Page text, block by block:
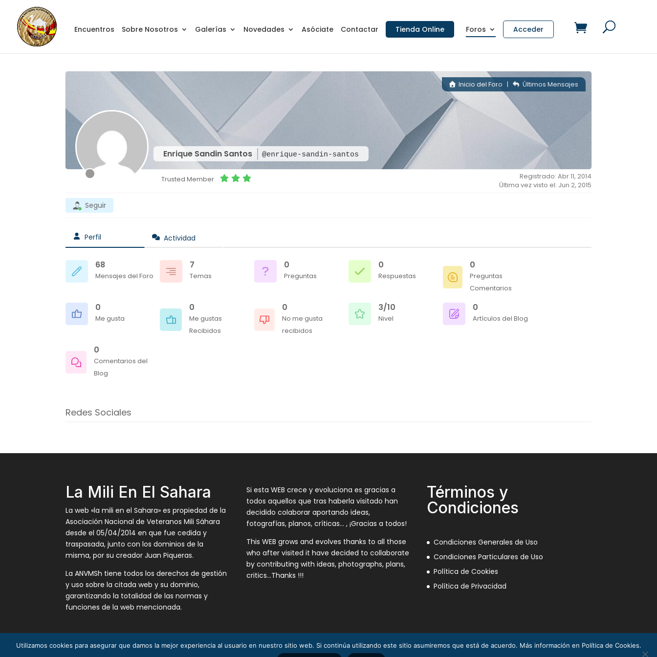
Encuentros Sobre Nosotros Galerías Novedades Asóciate Contactar Tienda Online Foros Acceder
Enrique Sandin Santos @enrique-sandin-santos
Inicio del Foro | Últimos Mensajes
Trusted Member
Registrado: Abr 11, 2014
Última vez visto el: Jun 2, 2015
Seguir
Perfil Actividad
68
Mensajes del Foro
7
Temas
0
Preguntas
0
Respuestas
0
Preguntas
Comentarios
0
Me gusta
0
Me gustas
Recibidos
0
No me gusta
recibidos
3/10
Nivel
0
Artículos del Blog
0
Comentarios del
Blog
Redes Sociales
La Mili En El Sahara
La web «la mili en el Sahara» es propiedad de la
Asociación Nacional de Veteranos Mili Sáhara
desde el 05/04/2014 en que fue cedida y
traspasada, junto con los dominios de la
misma, por su creador Juan Piqueras.
La ANVMSh tiene todos los derechos de gestión
y uso sobre la citada web y su dominio,
garantizando la totalidad de las normas y
funciones de la web mencionada.
Si esta WEB crece y evoluciona es gracias a
todos aquellos que tras haberla visitado han
decidido colaborar aportando ideas,
fotografías, planos, críticas… , ¡Gracias a todos!
This WEB grows and evolves thanks to all those
who after visited it have decided to collaborate
by contributing with ideas, photographs, plans,
critics…Thanks !!!
Términos y
Condiciones
Condiciones Generales de Uso
Condiciones Particulares de Uso
Política de Cookies
Política de Privacidad
La Mili en el Sáhara ® Juan Piqueras 2003-2013
Utilizamos cookies para asegurar que damos la mejor experiencia al usuario en nuestro sitio web. Si continúa utilizando este sitio asumiremos que está de acuerdo. Más información en Política de Cookies.